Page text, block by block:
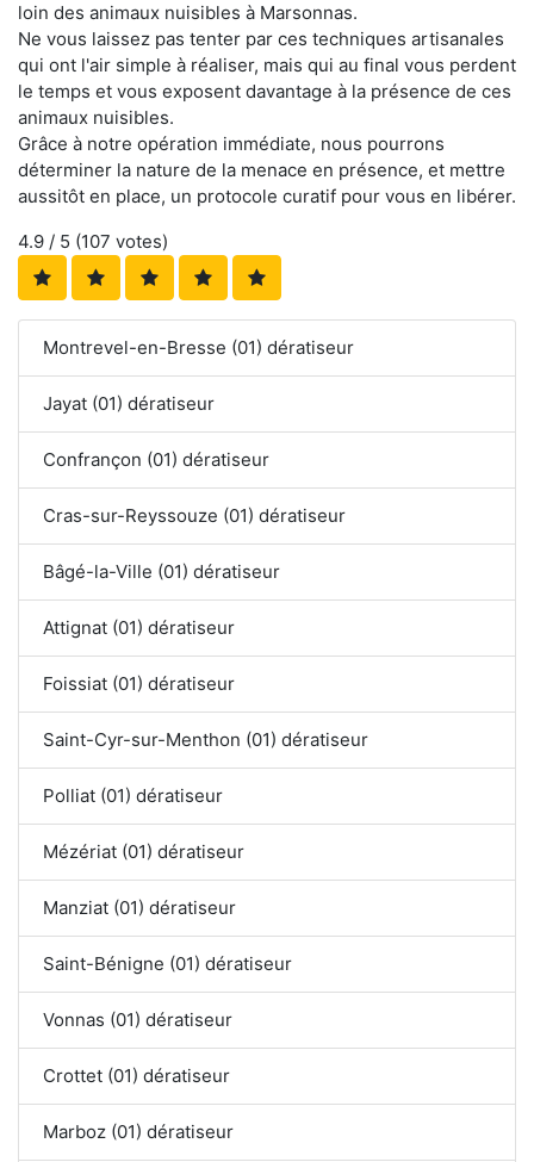
loin des animaux nuisibles à Marsonnas.
Ne vous laissez pas tenter par ces techniques artisanales
qui ont l'air simple à réaliser, mais qui au final vous perdent
le temps et vous exposent davantage à la présence de ces
animaux nuisibles.
Grâce à notre opération immédiate, nous pourrons
déterminer la nature de la menace en présence, et mettre
aussitôt en place, un protocole curatif pour vous en libérer.
4.9 / 5 (107 votes)
Montrevel-en-Bresse (01) dératiseur
Jayat (01) dératiseur
Confrançon (01) dératiseur
Cras-sur-Reyssouze (01) dératiseur
Bâgé-la-Ville (01) dératiseur
Attignat (01) dératiseur
Foissiat (01) dératiseur
Saint-Cyr-sur-Menthon (01) dératiseur
Polliat (01) dératiseur
Mézériat (01) dératiseur
Manziat (01) dératiseur
Saint-Bénigne (01) dératiseur
Vonnas (01) dératiseur
Crottet (01) dératiseur
Marboz (01) dératiseur